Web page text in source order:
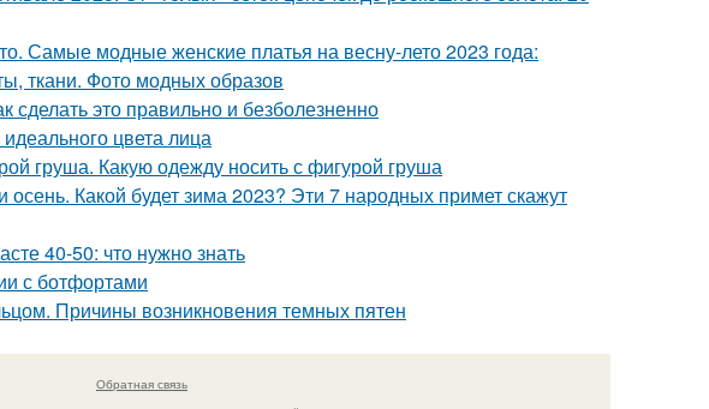
Самые модные женские платья на весну-лето 2023 года:
ткани. Фото модных образов
это правильно и безболезненно
цвета лица
груша. Какую одежду носить с фигурой груша
Какой будет зима 2023? Эти 7 народных примет скажут
40-50: что нужно знать
с ботфортами
Причины возникновения темных пятен
Обратная связь